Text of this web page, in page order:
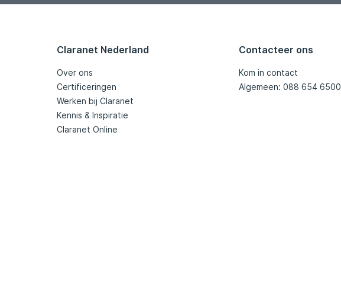
Claranet Nederland
Over ons
Certificeringen
Werken bij Claranet
Kennis & Inspiratie
Claranet Online
Contacteer ons
Kom in contact
Algemeen: 088 654 6500